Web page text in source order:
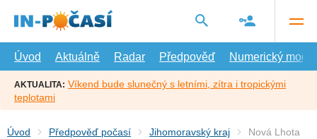
hlavní
Úvod
Aktuálně Radar Předpověď Numerický model
AKTUALITA: Víkend bude slunečný s letními, zítra i tropickými
teplotami
Úvod Předpověď počasí Jihomoravský kraj Nová Lhota